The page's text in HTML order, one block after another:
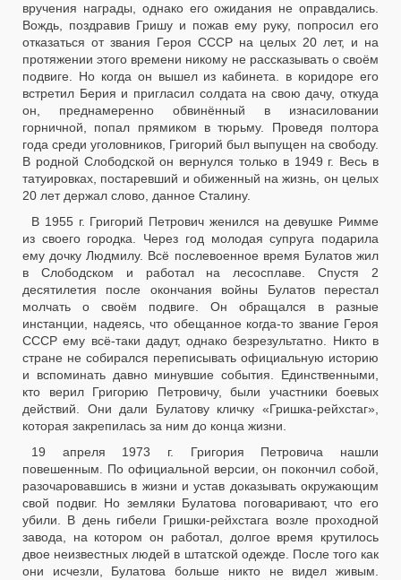
вручения награды, однако его ожидания не оправдались.
Вождь, поздравив Гришу и пожав ему руку, попросил его
отказаться от звания Героя СССР на целых 20 лет, и на
протяжении этого времени никому не рассказывать о своём
подвиге. Но когда он вышел из кабинета. в коридоре его
встретил Берия и пригласил солдата на свою дачу, откуда
он, преднамеренно обвинённый в изнасиловании
горничной, попал прямиком в тюрьму. Проведя полтора
года среди уголовников, Григорий был выпущен на свободу.
В родной Слободской он вернулся только в 1949 г. Весь в
татуировках, постаревший и обиженный на жизнь, он целых
20 лет держал слово, данное Сталину.
В 1955 г. Григорий Петрович женился на девушке Римме
из своего городка. Через год молодая супруга подарила
ему дочку Людмилу. Всё послевоенное время Булатов жил
в Слободском и работал на лесосплаве. Спустя 2
десятилетия после окончания войны Булатов перестал
молчать о своём подвиге. Он обращался в разные
инстанции, надеясь, что обещанное когда-то звание Героя
СССР ему всё-таки дадут, однако безрезультатно. Никто в
стране не собирался переписывать официальную историю
и вспоминать давно минувшие события. Единственными,
кто верил Григорию Петровичу, были участники боевых
действий. Они дали Булатову кличку «Гришка-рейхстаг»,
которая закрепилась за ним до конца жизни.
19 апреля 1973 г. Григория Петровича нашли
повешенным. По официальной версии, он покончил собой,
разочаровавшись в жизни и устав доказывать окружающим
свой подвиг. Но земляки Булатова поговаривают, что его
убили. В день гибели Гришки-рейхстага возле проходной
завода, на котором он работал, долгое время крутилось
двое неизвестных людей в штатской одежде. После того как
они исчезли, Булатова больше никто не видел живым.